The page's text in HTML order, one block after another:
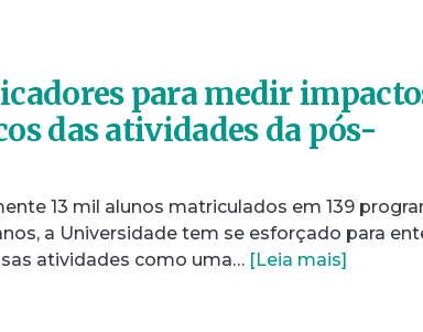
para medir
das atividades da pós-
13 mil alunos matriculados em 139
a Universidade tem se esforçado para
atividades como uma… [Leia mais]